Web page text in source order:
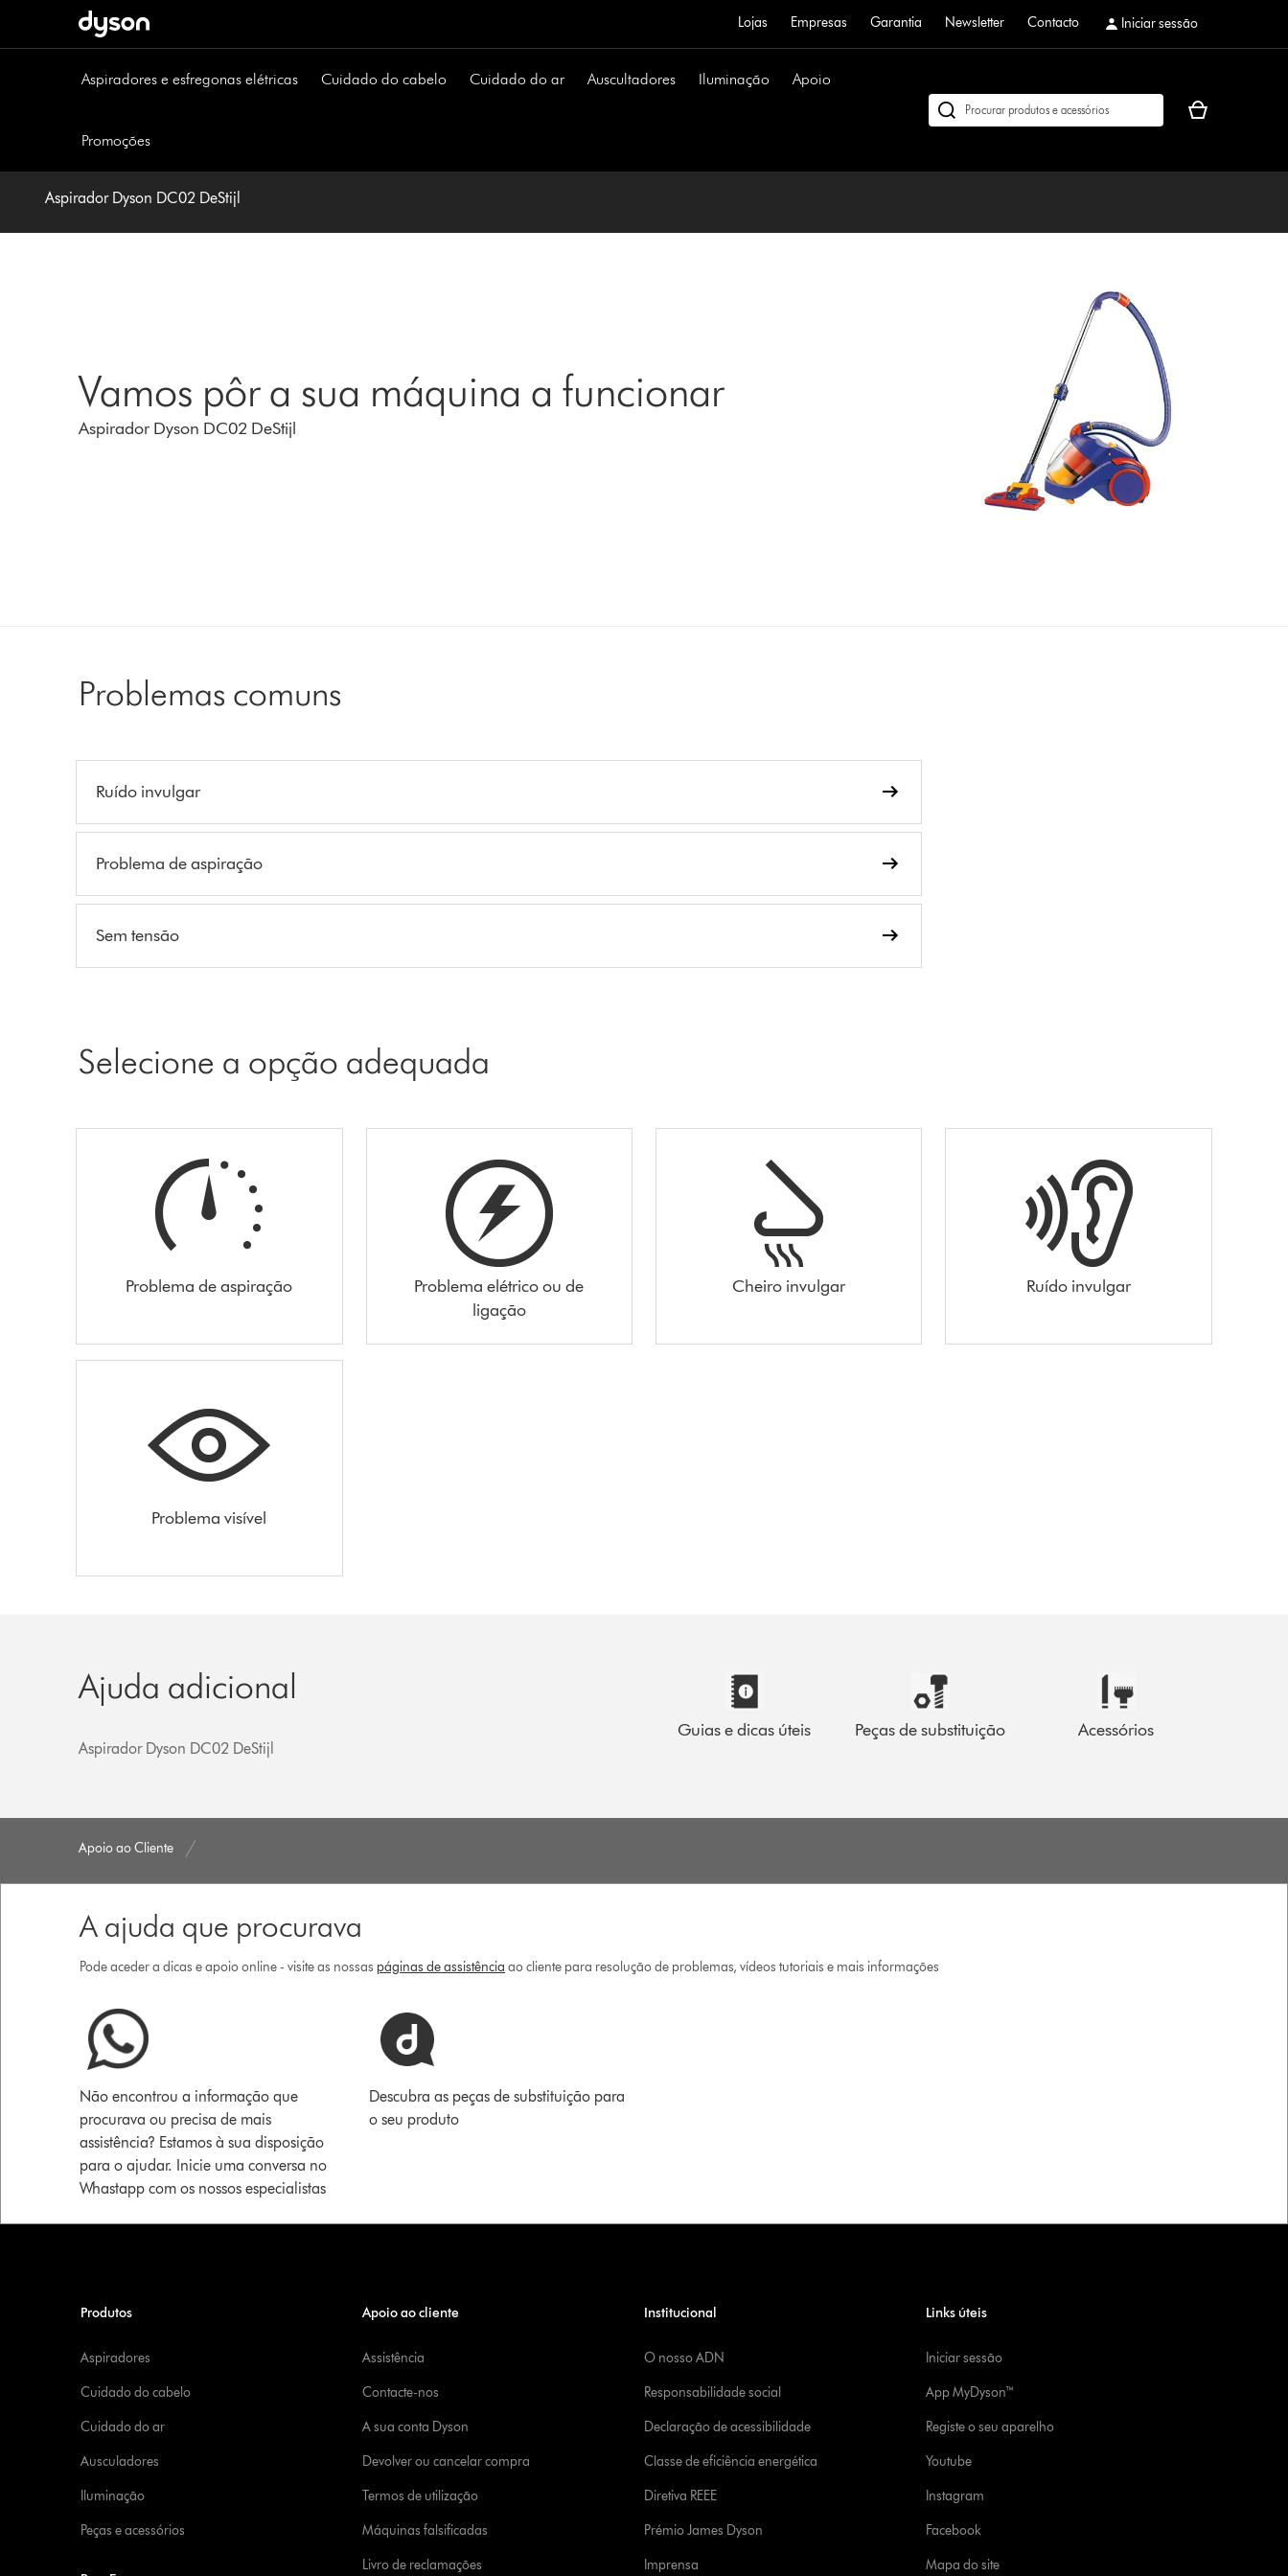
Lojas Empresas Garantia Newsletter Contacto Iniciar sessão
Aspiradores e esfregonas elétricas Cuidado do cabelo Cuidado do ar Auscultadores Iluminação Apoio
Promoções
Pesquisar
O
de
Aspirador Dyson DC02 DeStijl
Vamos pôr a sua máquina a funcionar
Aspirador Dyson DC02 DeStijl
Problemas comuns
Ruído invulgar
Problema de aspiração
Sem tensão
Selecione a opção adequada
Problema de aspiração
Problema elétrico ou de
ligação
Cheiro invulgar Ruído invulgar
Problema visível
Ajuda adicional
Aspirador Dyson DC02 DeStijl
Guias e dicas úteis Peças de substituição Acessórios
Apoio ao Cliente
A ajuda que procurava
Pode aceder a dicas e apoio online - visite as nossas páginas de assistência ao cliente para resolução de problemas, vídeos tutoriais e mais informações
Não encontrou a informação que
procurava ou precisa de mais
assistência? Estamos à sua disposição
para o ajudar. Inicie uma conversa no
Whastapp com os nossos especialistas
Descubra as peças de substituição para
o seu produto
Produtos
Aspiradores
Cuidado do cabelo
Cuidado do ar
Ausculadores
Iluminação
Peças e acessórios
Apoio ao cliente
Assistência
Contacte-nos
A sua conta Dyson
Devolver ou cancelar compra
Termos de utilização
Máquinas falsificadas
Livro de reclamações
Institucional
O nosso ADN
Responsabilidade social
Declaração de acessibilidade
Classe de eficiência energética
Diretiva REEE
Prémio James Dyson
Imprensa
Links úteis
Iniciar sessão
App MyDyson™
Registe o seu aparelho
Youtube
Instagram
Facebook
Mapa do site